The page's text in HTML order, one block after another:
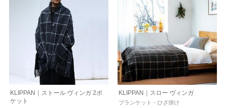
KLIPPAN｜ストール ヴィンガ 2ポ
ケット
KLIPPAN｜スロー ヴィンガ
ブランケット・ひざ掛け